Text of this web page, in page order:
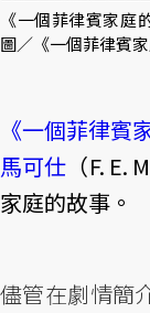
《一個菲律賓家庭
圖／《一個菲律賓家
《一個菲律賓
馬可仕 （F.
家庭的故事。
儘管在劇情簡